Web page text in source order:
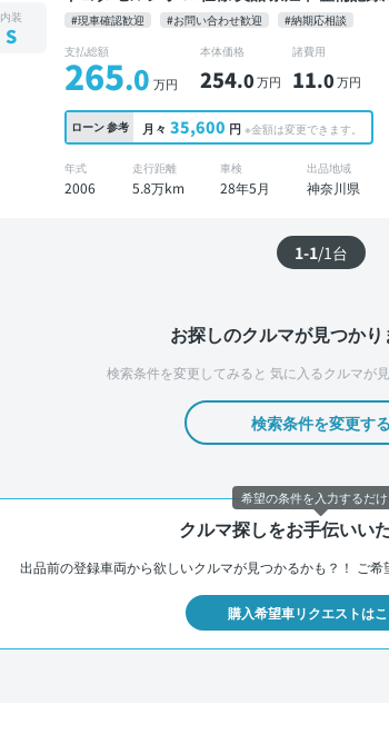
イヤレスキー スマートキー ETC サンルーフ
#現車確認歓迎 #お問い合わせ歓迎 #納期応相談
内装
S
支払総額
265.0 万円
本体価格
254.0万円
諸費用
11.0万円
ローン参考 月々 35,600 円 ※金額は変更できます。
年式
2006
走行距離
5.8万km
車検
28年5月
出品地域
神奈川県
1-1/1台
お探しのクルマが見つか
検索条件を変更してみると 気に入るクルマが
検索条件を変更す
クルマ探しをお手伝いい
出品前の登録車両から欲しいクルマが見つかるかも？！ ご希
購入希望車リクエストは
希望の条件を入力するだ